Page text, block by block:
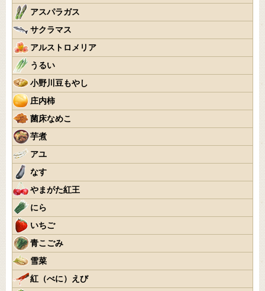
アスパラガス
サクラマス
アルストロメリア
うるい
小野川豆もやし
庄内柿
菌床なめこ
芋煮
アユ
なす
やまがた紅王
にら
いちご
青こごみ
雪菜
紅（べに）えび